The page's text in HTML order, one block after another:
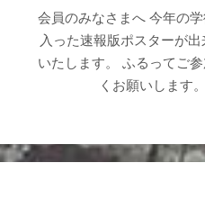
会員のみなさまへ 今年の
入った速報版ポスターが
いたします。 ふるってご
くお願いします